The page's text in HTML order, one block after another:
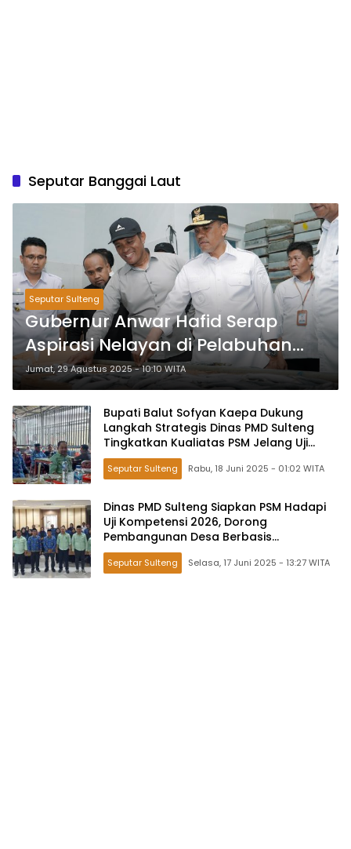
Seputar Banggai Laut
Seputar Sulteng
Gubernur Anwar Hafid Serap
Aspirasi Nelayan di Pelabuhan
Perikanan Mato Banggai Laut
Jumat, 29 Agustus 2025 - 10:10 WITA
Bupati Balut Sofyan Kaepa Dukung
Langkah Strategis Dinas PMD Sulteng
Tingkatkan Kualiatas PSM Jelang Uji
Kompetensi 2026
Seputar Sulteng Rabu, 18 Juni 2025 - 01:02 WITA
Dinas PMD Sulteng Siapkan PSM Hadapi
Uji Kompetensi 2026, Dorong
Pembangunan Desa Berbasis
Pemberdayaan
Seputar Sulteng Selasa, 17 Juni 2025 - 13:27 WITA